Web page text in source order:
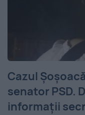
Cazul
senator PSD.
informații